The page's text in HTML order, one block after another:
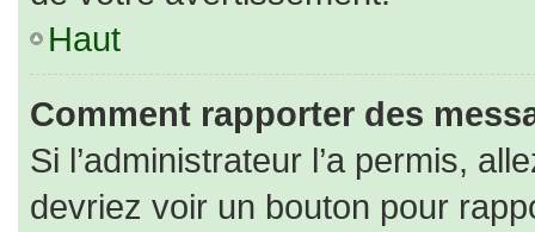
Haut
Comment rapporter des
Si l’administrateur l’a permis,
devriez voir un bouton pour